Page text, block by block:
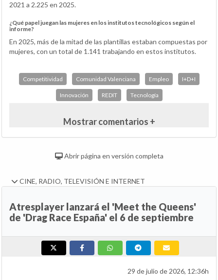
2021 a 2.225 en 2025.
¿Qué papel juegan las mujeres en los institutos tecnológicos según el
informe?
En 2025, más de la mitad de las plantillas estaban compuestas por
mujeres, con un total de 1.141 trabajando en estos institutos.
Competitividad Comunidad Valenciana Empleo I+D+I
Innovación REDIT Tecnología
Mostrar comentarios +
Abrir página en versión completa
CINE, RADIO, TELEVISIÓN E INTERNET
Atresplayer lanzará el 'Meet the Queens'
de 'Drag Race España' el 6 de septiembre
29 de julio de 2026, 12:36h